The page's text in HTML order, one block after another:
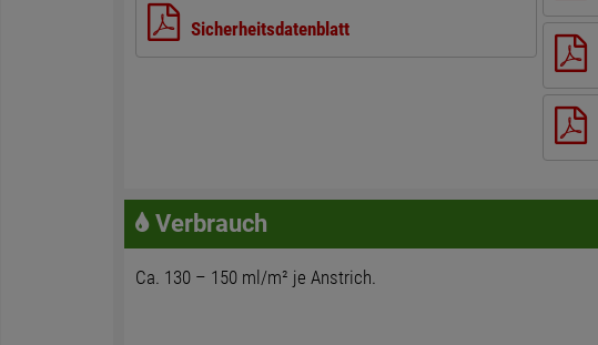
Sicherheitsdatenblatt
Verbrauch
Ca. 130 – 150 ml/m² je Anstrich.